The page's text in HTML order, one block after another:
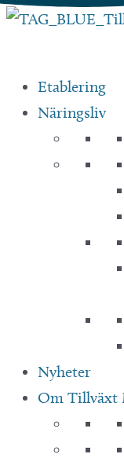
Hoppa
Etablering
Näringsliv
Nyheter
Om Tillväxt